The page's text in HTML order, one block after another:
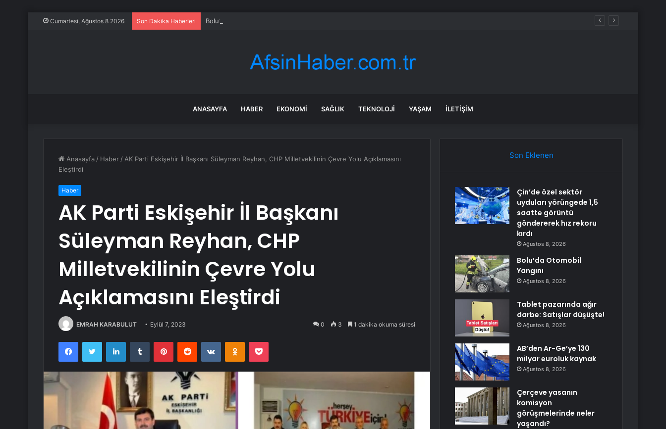
Cumartesi, Ağustos 8 2026 Son Dakika Haberleri Bolu’da Otomobil Yangını
ANASAYFA HABER EKONOMI SAĞLIK TEKNOLOJI YAŞAM İLETIŞIM
Anasayfa / Haber / AK Parti Eskişehir İl Başkanı Süleyman Reyhan, CHP Milletvekilinin Çevre Yolu Açıklamasını
Eleştirdi
Haber
AK Parti Eskişehir İl Başkanı
Süleyman Reyhan, CHP
Milletvekilinin Çevre Yolu
Açıklamasını Eleştirdi
EMRAH KARABULUT Eylül 7, 2023 0 3 1 dakika okuma süresi
FacebookTwitter LinkedInTumblr PinterestReddit VKontakteOdnoklassniki
Pocket
Son Eklenen
Çin’de özel sektör
uyduları yörüngede 1,5
saatte görüntü
göndererek hız rekoru
kırdı
Ağustos 8, 2026
Bolu’da Otomobil
Yangını
Ağustos 8, 2026
Tablet pazarında ağır
darbe: Satışlar düşüşte!
Ağustos 8, 2026
AB’den Ar-Ge’ye 130
milyar euroluk kaynak
Ağustos 8, 2026
Çerçeve yasanın
komisyon
görüşmelerinde neler
yaşandı?